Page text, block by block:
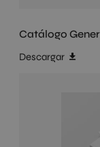
Catálogo
Descargar